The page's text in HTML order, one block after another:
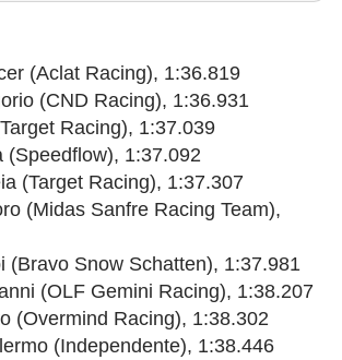
(Aclat Racing), 1:36.819
(CND Racing), 1:36.931
Racing), 1:37.039
(Speedflow), 1:37.092
(Target Racing), 1:37.307
(Midas Sanfre Racing Team),
(Bravo Snow Schatten), 1:37.981
(OLF Gemini Racing), 1:38.207
(Overmind Racing), 1:38.302
(Independente), 1:38.446